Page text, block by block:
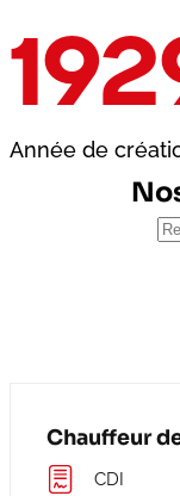
Année de
Chauffeur
CDI